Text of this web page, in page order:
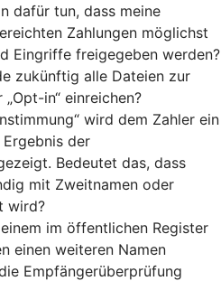
dafür tun, dass meine
Zahlungen möglichst
Eingriffe freigegeben werden?
zukünftig alle Dateien zur
in“ einreichen?
wird dem Zahler ein
der
Bedeutet das, dass
mit Zweitnamen oder
wird?
im öffentlichen Register
einen weiteren Namen
Empfängerüberprüfung